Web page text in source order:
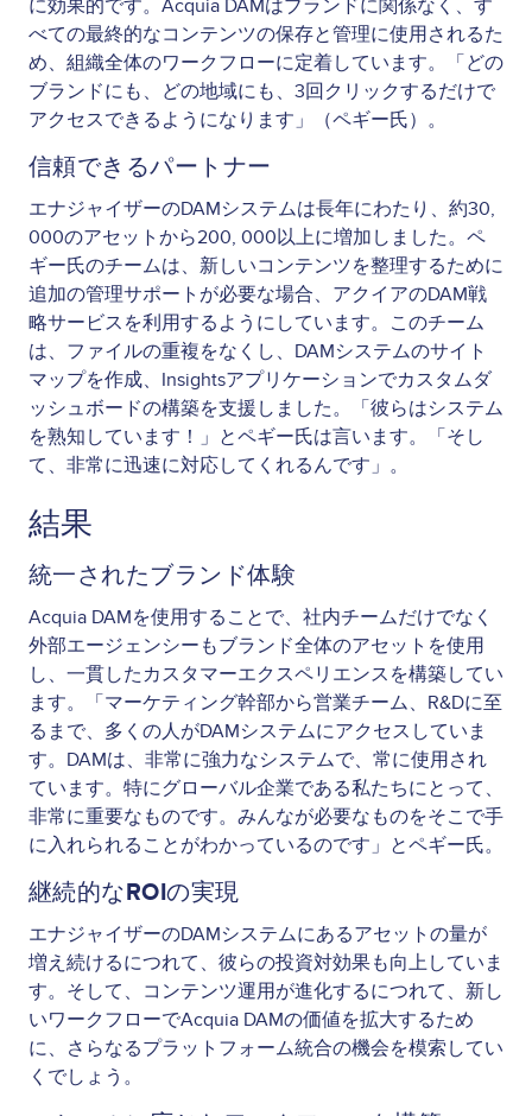
に効果的です。Acquia DAMはブランドに関係なく、す
べての最終的なコンテンツの保存と管理に使用されるた
め、組織全体のワークフローに定着しています。「どの
ブランドにも、どの地域にも、3回クリックするだけで
アクセスできるようになります」（ペギー氏）。
信頼できるパートナー
エナジャイザーのDAMシステムは長年にわたり、約30,
000のアセットから200, 000以上に増加しました。ペ
ギー氏のチームは、新しいコンテンツを整理するために
追加の管理サポートが必要な場合、アクイアのDAM戦
略サービスを利用するようにしています。このチーム
は、ファイルの重複をなくし、DAMシステムのサイト
マップを作成、Insightsアプリケーションでカスタムダ
ッシュボードの構築を支援しました。「彼らはシステム
を熟知しています！」とペギー氏は言います。「そし
て、非常に迅速に対応してくれるんです」。
結果
統一されたブランド体験
Acquia DAMを使用することで、社内チームだけでなく
外部エージェンシーもブランド全体のアセットを使用
し、一貫したカスタマーエクスペリエンスを構築してい
ます。「マーケティング幹部から営業チーム、R&Dに至
るまで、多くの人がDAMシステムにアクセスしていま
す。DAMは、非常に強力なシステムで、常に使用され
ています。特にグローバル企業である私たちにとって、
非常に重要なものです。みんなが必要なものをそこで手
に入れられることがわかっているのです」とペギー氏。
継続的なROIの実現
エナジャイザーのDAMシステムにあるアセットの量が
増え続けるにつれて、彼らの投資対効果も向上していま
す。そして、コンテンツ運用が進化するにつれて、新し
いワークフローでAcquia DAMの価値を拡大するため
に、さらなるプラットフォーム統合の機会を模索してい
くでしょう。